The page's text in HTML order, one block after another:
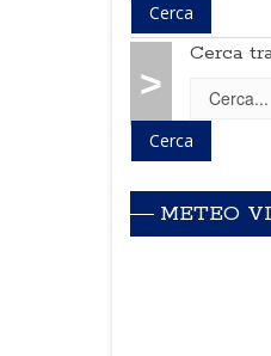
>
Cerca
METEO